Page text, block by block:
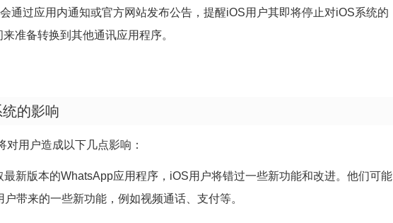
通过应用内通知或官方网站发布公告，提醒iOS用户其即将停止对iOS系统的
准备转换到其他通讯应用程序。
的影响
用户造成以下几点影响：
新版本的WhatsApp应用程序，iOS用户将错过一些新功能和改进。他们可能
带来的一些新功能，例如视频通话、支付等。